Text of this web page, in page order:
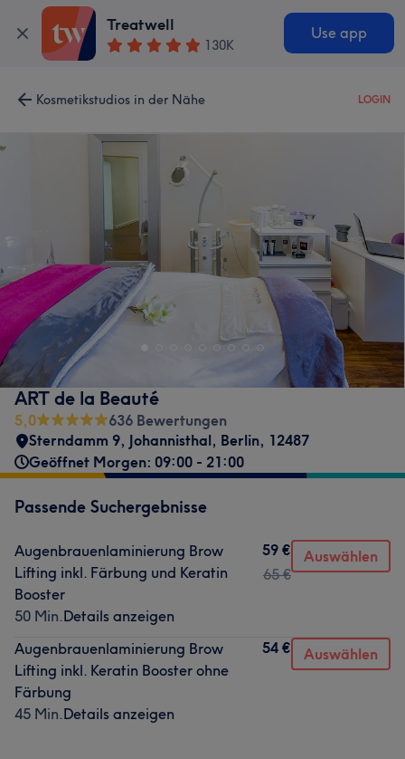
Treatwell
130K
Use app
Kosmetikstudios in der Nähe LOGIN
ART de la Beauté
5,0
636 Bewertungen
Sterndamm 9, Johannisthal, Berlin, 12487
Geöffnet Morgen: 09:00 - 21:00
Passende Suchergebnisse
Augenbrauenlaminierung Brow
Lifting inkl. Färbung und Keratin
Booster
50 Min.Details anzeigen
59 €
65 €
Auswählen
Augenbrauenlaminierung Brow
Lifting inkl. Keratin Booster ohne
Färbung
45 Min.Details anzeigen
54 € Auswählen